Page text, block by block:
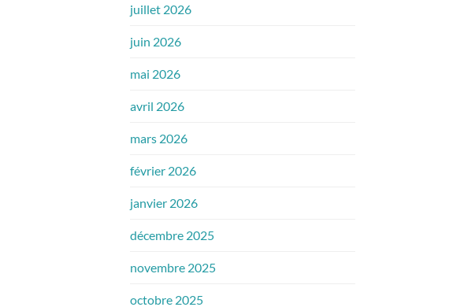
juillet 2026
juin 2026
mai 2026
avril 2026
mars 2026
février 2026
janvier 2026
décembre 2025
novembre 2025
octobre 2025